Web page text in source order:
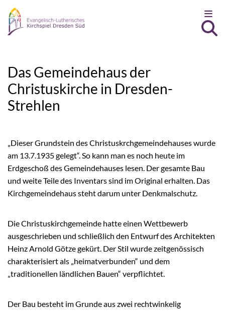
Zum Inhalt springen
Das Gemeindehaus der
Christuskirche in Dresden-
Strehlen
„Dieser Grundstein des Christuskrchgemeindehauses wurde
am 13.7.1935 gelegt“. So kann man es noch heute im
Erdgeschoß des Gemeindehauses lesen. Der gesamte Bau
und weite Teile des Inventars sind im Original erhalten. Das
Kirchgemeindehaus steht darum unter Denkmalschutz.
Die Christuskirchgemeinde hatte einen Wettbewerb
ausgeschrieben und schließlich den Entwurf des Architekten
Heinz Arnold Götze gekürt. Der Stil wurde zeitgenössisch
charakterisiert als „heimatverbunden“ und dem
„traditionellen ländlichen Bauen“ verpflichtet.
Der Bau besteht im Grunde aus zwei rechtwinkelig